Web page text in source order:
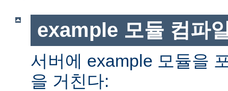
example 모듈 컴파
서버에 example 모듈을
을 거친다: